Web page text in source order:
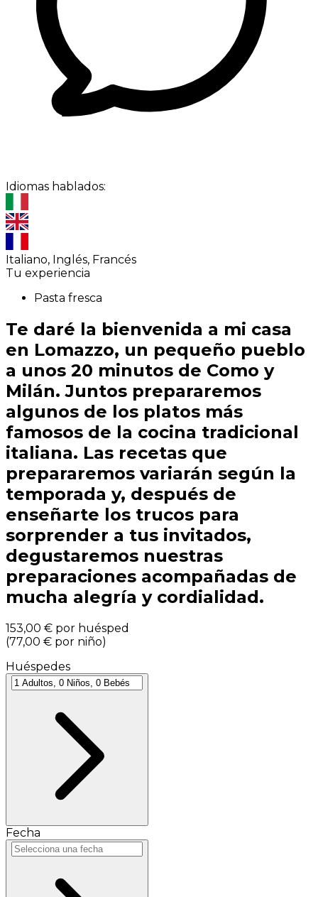
Idiomas hablados:
Italiano, Inglés, Francés
Tu experiencia
Pasta fresca
Te daré la bienvenida a mi casa
en Lomazzo, un pequeño pueblo
a unos 20 minutos de Como y
Milán. Juntos prepararemos
algunos de los platos más
famosos de la cocina tradicional
italiana. Las recetas que
prepararemos variarán según la
temporada y, después de
enseñarte los trucos para
sorprender a tus invitados,
degustaremos nuestras
preparaciones acompañadas de
mucha alegría y cordialidad.
153,00 € por huésped
(77,00 € por niño)
Huéspedes
Fecha